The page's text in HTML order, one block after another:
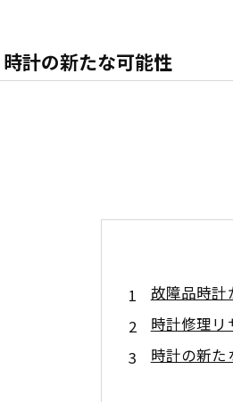
計の新たな可能性
故障品時計
時計修理
時計の新
故障品が